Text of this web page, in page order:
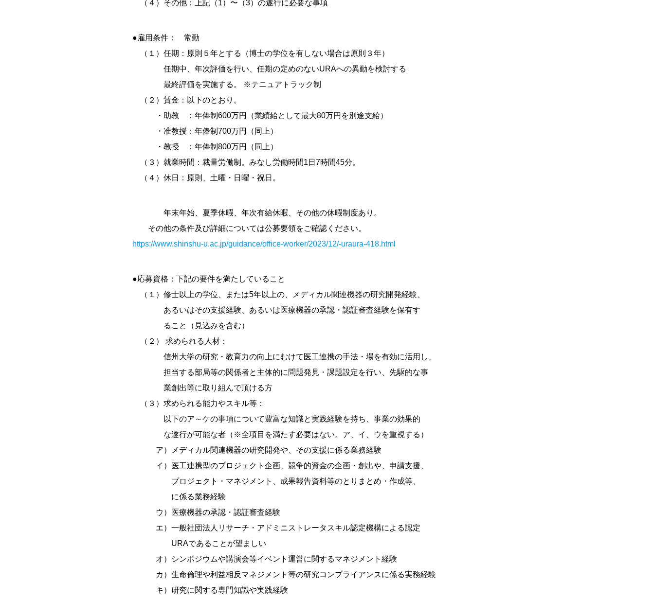
（４）その他：上記（1）〜（3）の遂行に必要な事項
●雇用条件： 常勤
（１）任期：原則５年とする（博士の学位を有しない場合は原則３年）
任期中、年次評価を行い、任期の定めのないURAへの異動を検討する
最終評価を実施する。 ※テニュアトラック制
（２）賃金：以下のとおり。
・助教 ：年俸制600万円（業績給として最大80万円を別途支給）
・准教授：年俸制700万円（同上）
・教授 ：年俸制800万円（同上）
（３）就業時間：裁量労働制。みなし労働時間1日7時間45分。
（４）休日：原則、土曜・日曜・祝日。
年末年始、夏季休暇、年次有給休暇、その他の休暇制度あり。
その他の条件及び詳細については公募要領をご確認ください。
https://www.shinshu-u.ac.jp/guidance/office-worker/2023/12/-uraura-418.html
●応募資格：下記の要件を満たしていること
（１）修士以上の学位、または5年以上の、メディカル関連機器の研究開発経験、
あるいはその支援経験、あるいは医療機器の承認・認証審査経験を保有す
ること（見込みを含む）
（２） 求められる人材：
信州大学の研究・教育力の向上にむけて医工連携の手法・場を有効に活用し、
担当する部局等の関係者と主体的に問題発見・課題設定を行い、先駆的な事
業創出等に取り組んで頂ける方
（３）求められる能力やスキル等：
以下のア～ケの事項について豊富な知識と実践経験を持ち、事業の効果的
な遂行が可能な者（※全項目を満たす必要はない。ア、イ、ウを重視する）
ア）メディカル関連機器の研究開発や、その支援に係る業務経験
イ）医工連携型のプロジェクト企画、競争的資金の企画・創出や、申請支援、
プロジェクト・マネジメント、成果報告資料等のとりまとめ・作成等、
に係る業務経験
ウ）医療機器の承認・認証審査経験
エ）一般社団法人リサーチ・アドミニストレータスキル認定機構による認定
URAであることが望ましい
オ）シンポジウムや講演会等イベント運営に関するマネジメント経験
カ）生命倫理や利益相反マネジメント等の研究コンプライアンスに係る実務経験
キ）研究に関する専門知識や実践経験